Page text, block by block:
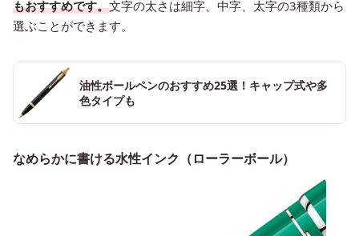
もおすすめです。文字の太さは細字、中字、太字の3種類から
選ぶことができます。
油性ボールペンのおすすめ25選！キャップ式や多
色タイプも
なめらかに書ける水性インク（ローラーボール）